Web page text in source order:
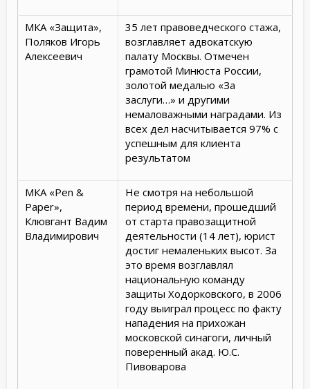
МКА «Защита»,
Поляков Игорь
Алексеевич
35 лет правоведческого стажа,
возглавляет адвокатскую
палату Москвы. Отмечен
грамотой Минюста России,
золотой медалью «За
заслуги…» и другими
немаловажными наградами. Из
всех дел насчитывается 97% с
успешным для клиента
результатом
МКА «Pen &
Paper»,
Клювгант Вадим
Владимирович
Не смотря на небольшой
период времени, прошедший
от старта правозащитной
деятельности (14 лет), юрист
достиг немаленьких высот. За
это время возглавлял
национальную команду
защиты Ходорковского, в 2006
году выиграл процесс по факту
нападения на прихожан
московской синагоги, личный
поверенный акад. Ю.С.
Пивоварова